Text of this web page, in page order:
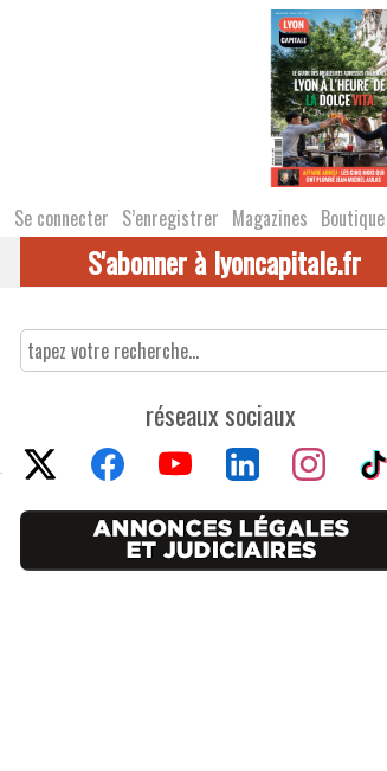
Se connecter S’enregistrer Magazines Boutique
S'abonner à lyoncapitale.fr
réseaux sociaux